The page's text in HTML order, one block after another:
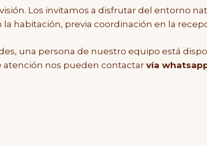
Los invitamos a disfrutar del entorno
habitación, previa coordinación en la
una persona de nuestro equipo está
atención nos pueden contactar vía